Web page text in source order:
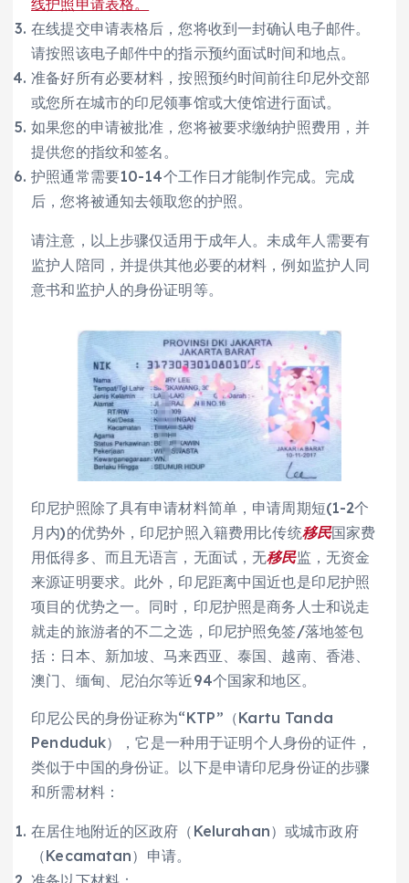
在线提交申请表格后，您将收到一封确认电子邮件。
请按照该电子邮件中的指示预约面试时间和地点。
准备好所有必要材料，按照预约时间前往印尼外交部
或您所在城市的印尼领事馆或大使馆进行面试。
如果您的申请被批准，您将被要求缴纳护照费用，并
提供您的指纹和签名。
护照通常需要10-14个工作日才能制作完成。完成
后，您将被通知去领取您的护照。
请注意，以上步骤仅适用于成年人。未成年人需要有
监护人陪同，并提供其他必要的材料，例如监护人同
意书和监护人的身份证明等。
印尼护照除了具有申请材料简单，申请周期短(1-2个
月内)的优势外，印尼护照入籍费用比传统移民国家费
用低得多、而且无语言，无面试，无移民监，无资金
来源证明要求。此外，印尼距离中国近也是印尼护照
项目的优势之一。同时，印尼护照是商务人士和说走
就走的旅游者的不二之选，印尼护照免签/落地签包
括：日本、新加坡、马来西亚、泰国、越南、香港、
澳门、缅甸、尼泊尔等近94个国家和地区。
印尼公民的身份证称为“KTP”（Kartu Tanda
Penduduk），它是一种用于证明个人身份的证件，
类似于中国的身份证。以下是申请印尼身份证的步骤
和所需材料：
在居住地附近的区政府（Kelurahan）或城市政府
（Kecamatan）申请。